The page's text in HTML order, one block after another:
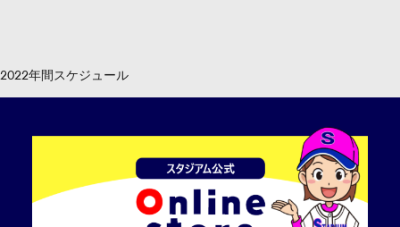
2022年間スケジュール